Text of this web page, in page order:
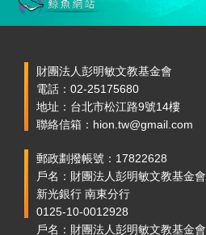
財團法人彭明敏文教基金會
電話：02-25175680
地址：台北市松江路9號14樓
聯絡信箱：hion.tw@gmail.com
郵政劃撥帳號：17822628
戶名：財團法人彭明敏文教基金會
新光銀行 南東分行
0125-10-0012928
戶名：財團法人彭明敏文教基金會